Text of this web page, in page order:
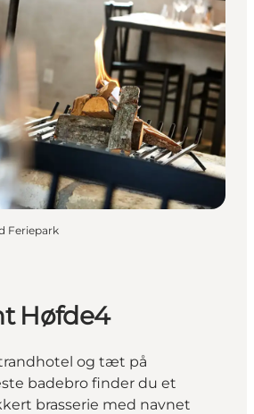
Feriepark
Høfde4
og tæt på
badebro finder du et
brasserie med navnet